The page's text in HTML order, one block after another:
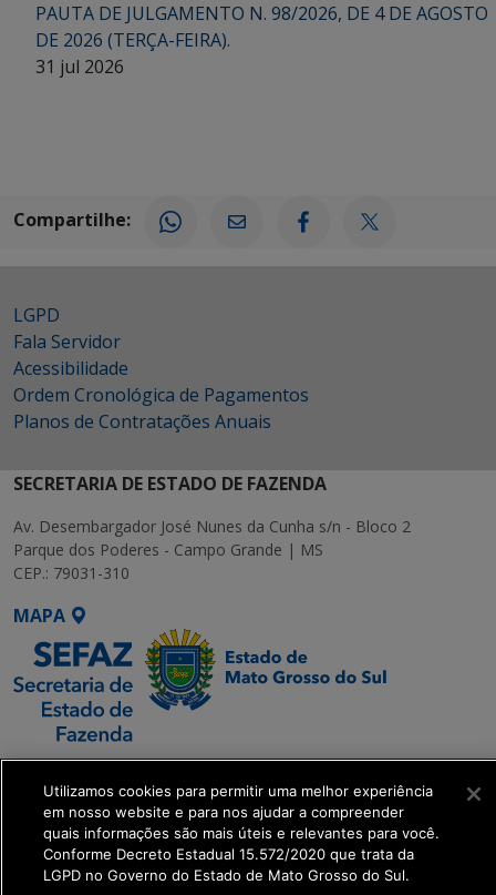
PAUTA DE JULGAMENTO N. 98/2026, DE 4 DE AGOSTO
DE 2026 (TERÇA-FEIRA).
31 jul 2026
Compartilhe:
LGPD
Fala Servidor
Acessibilidade
Ordem Cronológica de Pagamentos
Planos de Contratações Anuais
SECRETARIA DE ESTADO DE FAZENDA
Av. Desembargador José Nunes da Cunha s/n - Bloco 2
Parque dos Poderes - Campo Grande | MS
CEP.: 79031-310
MAPA
SETDIG | Secretaria-
Executiva de
Transformação Digital
get_footer();
Utilizamos cookies para permitir uma melhor experiência
em nosso website e para nos ajudar a compreender
quais informações são mais úteis e relevantes para você.
Conforme Decreto Estadual 15.572/2020 que trata da
LGPD no Governo do Estado de Mato Grosso do Sul.